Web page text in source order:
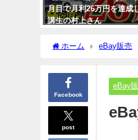
月目で月利26万円を達成
講生の村上さん
ホーム eBay販売
Facebook
post
eBay